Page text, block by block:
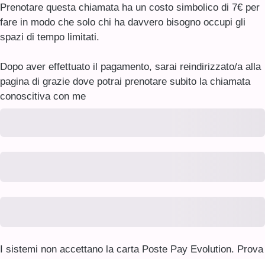
Prenotare questa chiamata ha un costo simbolico di 7€ per
fare in modo che solo chi ha davvero bisogno occupi gli
spazi di tempo limitati.
Dopo aver effettuato il pagamento, sarai reindirizzato/a alla
pagina di grazie dove potrai prenotare subito la chiamata
conoscitiva con me
I sistemi non accettano la carta Poste Pay Evolution. Prova